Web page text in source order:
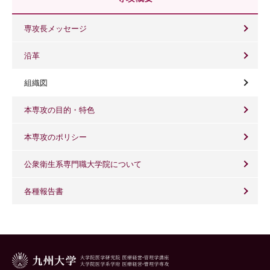
専攻長メッセージ
沿革
組織図
本専攻の目的・特色
本専攻のポリシー
公衆衛生系専門職大学院について
各種報告書